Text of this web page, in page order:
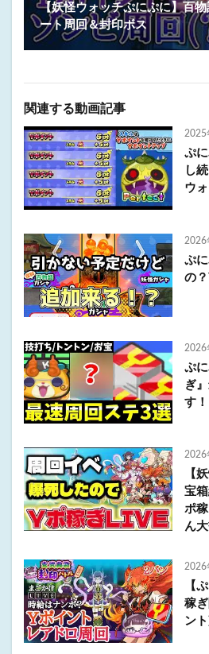
【妖怪ウォッチぷにぷに】百
ート周回＆封印ボス
関連する動画記事
2025
ぷ
し
ウ
2026
ぷ
の
2026
ぷ
ぎ
す！
2026
【
宝
ポ
ん大
2026
【
稼
ン